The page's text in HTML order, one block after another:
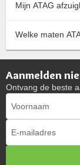
Mijn ATAG
Welke maten
Aanmelden
Ontvang de beste